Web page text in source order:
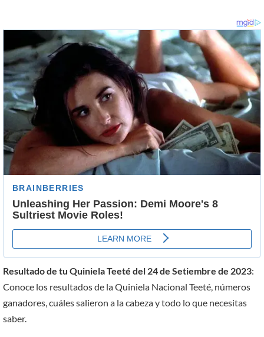
Resultado de tu Quiniela Teeté del 24 de Setiembre de 2023:
Conoce los resultados de la Quiniela Nacional Teeté, números
ganadores, cuáles salieron a la cabeza y todo lo que necesitas
saber.